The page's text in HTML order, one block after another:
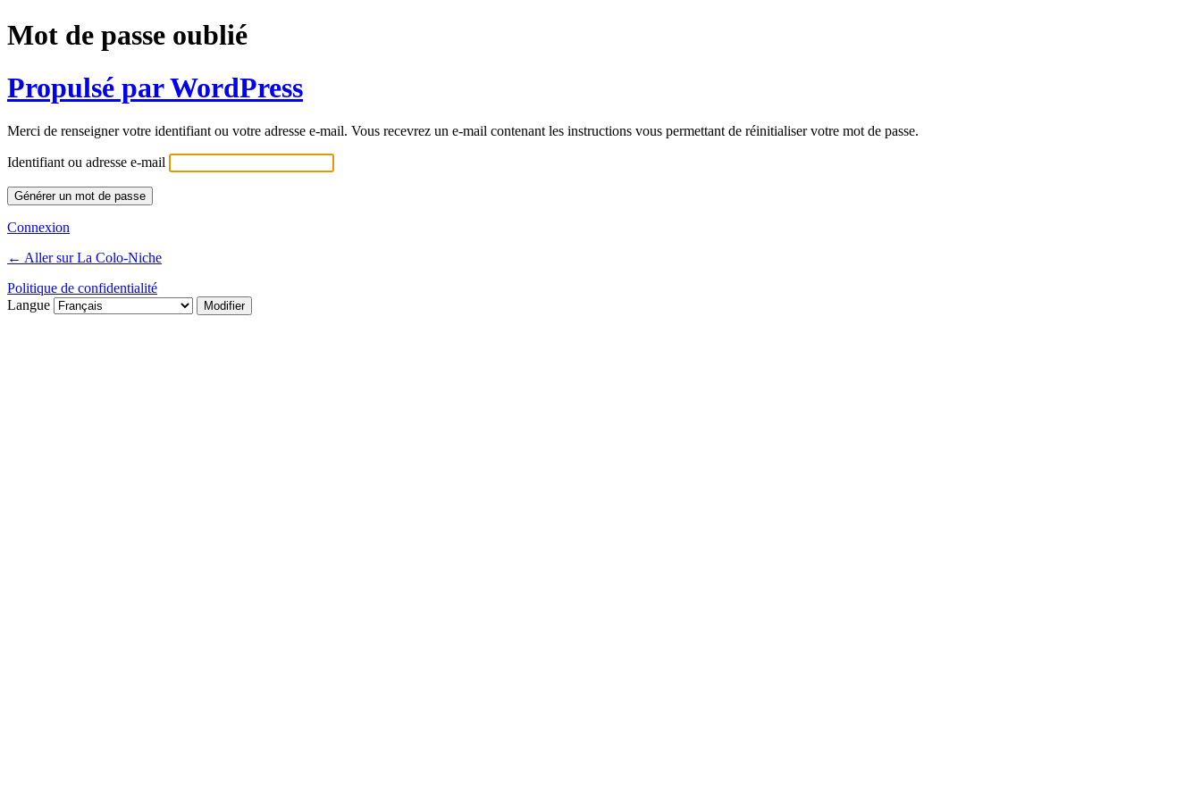
Mot de passe oublié
Propulsé par WordPress
Merci de renseigner votre identifiant ou votre adresse e-mail. Vous recevrez un e-mail contenant les instructions vous permettant de réinitialiser votre mot de passe.
Identifiant ou adresse e-mail
Connexion
← Aller sur La Colo-Niche
Politique de confidentialité
Langue